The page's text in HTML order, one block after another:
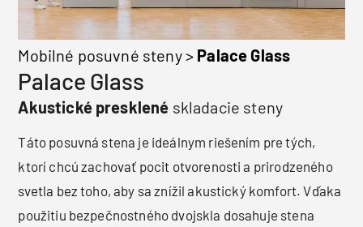
Mobilné posuvné steny> Palace Glass
Palace Glass
Akustické presklené skladacie steny
Táto posuvná stena je ideálnym riešením pre tých,
ktorí chcú zachovať pocit otvorenosti a prirodzeného
svetla bez toho, aby sa znížil akustický komfort. Vďaka
použitiu bezpečnostného dvojskla dosahuje stena